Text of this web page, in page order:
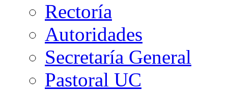
Rectoría
Autoridades
Secretaría General
Pastoral UC